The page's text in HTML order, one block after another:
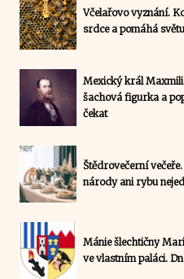
Včelařovo vyznání.
srdce a pomáhá světu
Mexický král
šachová figurka a
čekat
Štědrovečerní
národy ani rybu
Mánie šlechtičny
ve vlastním paláci.